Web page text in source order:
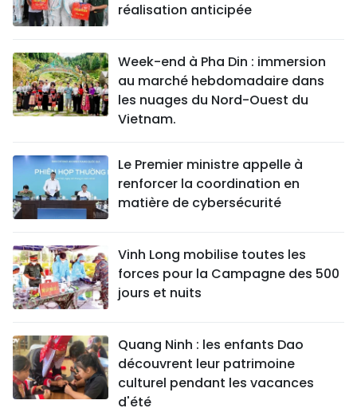
réalisation anticipée
Week-end à Pha Din : immersion
au marché hebdomadaire dans
les nuages du Nord-Ouest du
Vietnam.
Le Premier ministre appelle à
renforcer la coordination en
matière de cybersécurité
Vinh Long mobilise toutes les
forces pour la Campagne des 500
jours et nuits
Quang Ninh : les enfants Dao
découvrent leur patrimoine
culturel pendant les vacances
d'été